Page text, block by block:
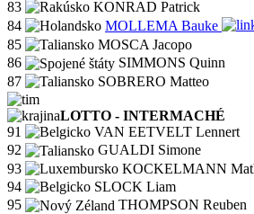
83
KONRAD Patrick
84
MOLLEMA Bauke
85
MOSCA Jacopo
86
SIMMONS Quinn
87
SOBRERO Matteo
LOTTO - INTERMACHÉ
91
VAN EETVELT Lennert
92
GUALDI Simone
93
KOCKELMANN
94
SLOCK Liam
95
THOMPSON Reuben